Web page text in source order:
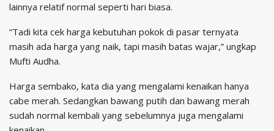
lainnya relatif normal seperti hari biasa.
“Tadi kita cek harga kebutuhan pokok di pasar ternyata
masih ada harga yang naik, tapi masih batas wajar,” ungkap
Mufti Audha.
Harga sembako, kata dia yang mengalami kenaikan hanya
cabe merah. Sedangkan bawang putih dan bawang merah
sudah normal kembali yang sebelumnya juga mengalami